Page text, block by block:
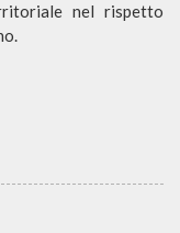
nel rispetto